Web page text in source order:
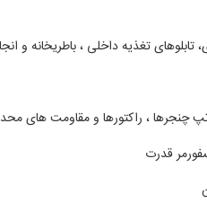
تغذیه داخلی ، باطریخانه و
چنجرها ، راکتورها و مقاومت های
قدرت